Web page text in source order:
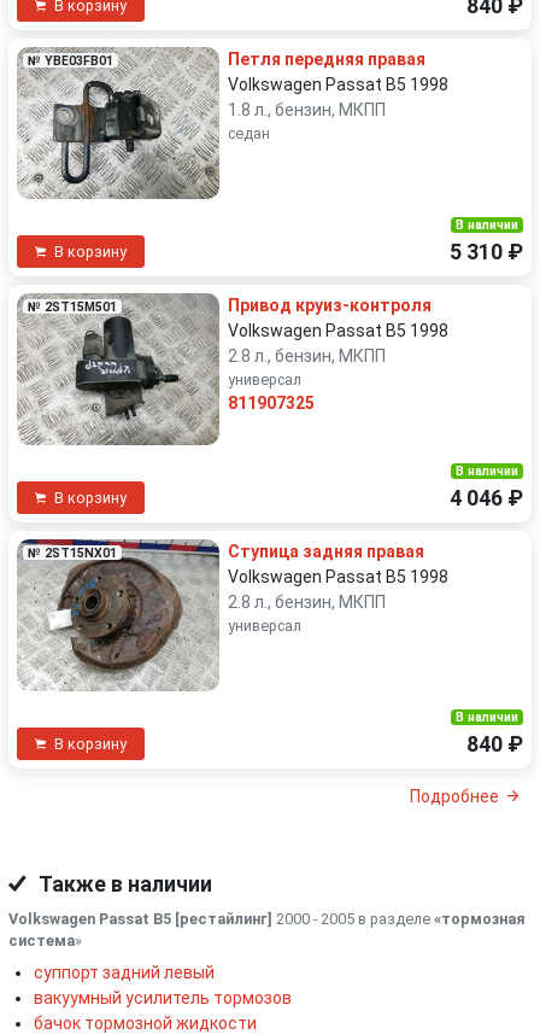
В корзину 840 ₽
№ YBE03FB01
Петля передняя правая
Volkswagen Passat B5 1998
1.8 л., бензин, МКПП
седан
В корзину
В наличии
5 310 ₽
№ 2ST15M501
Привод круиз-контроля
Volkswagen Passat B5 1998
2.8 л., бензин, МКПП
универсал
811907325
В корзину
В наличии
4 046 ₽
№ 2ST15NX01
Ступица задняя правая
Volkswagen Passat B5 1998
2.8 л., бензин, МКПП
универсал
В корзину
В наличии
840 ₽
Подробнее
Также в наличии
Volkswagen Passat B5 [рестайлинг] 2000 - 2005 в разделе «тормозная
система»
суппорт задний левый
вакуумный усилитель тормозов
бачок тормозной жидкости